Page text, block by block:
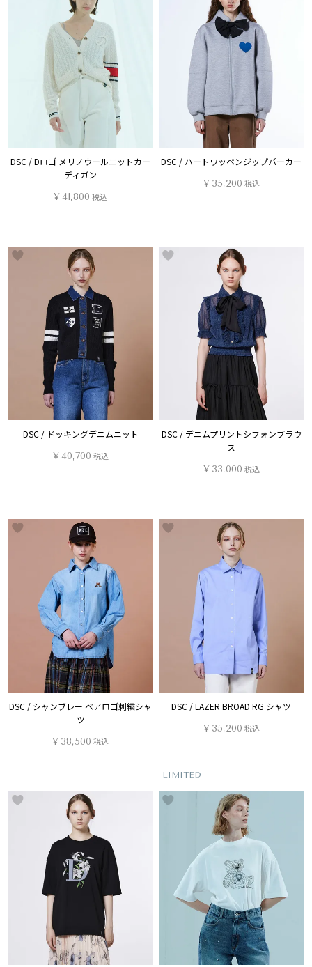
DSC / Dロゴ メリノウールニットカー
ディガン
¥ 41,800 税込
DSC / ハートワッペンジップパーカー
¥ 35,200 税込
DSC / ドッキングデニムニット
¥ 40,700 税込
DSC / デニムプリントシフォンブラウ
ス
¥ 33,000 税込
DSC / シャンブレー ベアロゴ刺繍シャ
ツ
¥ 38,500 税込
DSC / LAZER BROAD RG シャツ
¥ 35,200 税込
LIMITED